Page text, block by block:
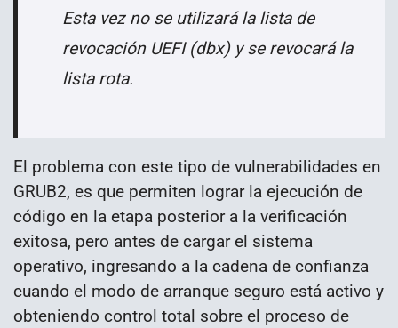
Esta vez no se utilizará la lista de
revocación UEFI (dbx) y se revocará la
lista rota.
El problema con este tipo de vulnerabilidades en
GRUB2, es que permiten lograr la ejecución de
código en la etapa posterior a la verificación
exitosa, pero antes de cargar el sistema
operativo, ingresando a la cadena de confianza
cuando el modo de arranque seguro está activo y
obteniendo control total sobre el proceso de